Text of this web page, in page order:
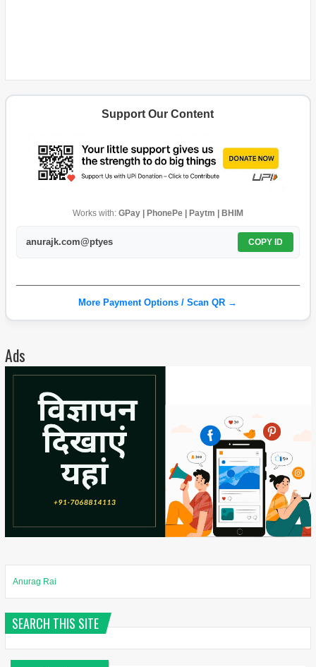
Support Our Content
Works with: GPay | PhonePe | Paytm | BHIM
anurajk.com@ptyes COPY ID
More Payment Options / Scan QR →
Ads
Anurag Rai
SEARCH THIS SITE